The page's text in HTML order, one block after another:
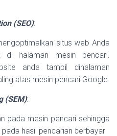
(SEO):
situs web Anda
halaman mesin pencari.
anda tampil dihalaman
atas mesin pencari Google.
(SEM):
pada mesin pencari sehingga
hasil pencarian berbayar